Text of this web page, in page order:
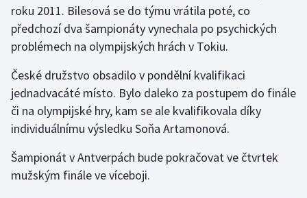
Motorsport
Olympijské hry
Parasport
Plavání
Ragby
roku 2011. Bilesová se do týmu vrátila poté, co
předchozí dva šampionáty vynechala po psychických
problémech na olympijských hrách v Tokiu.
České družstvo obsadilo v pondělní kvalifikaci
jednadvacáté místo. Bylo daleko za postupem do finále
či na olympijské hry, kam se ale kvalifikovala díky
individuálnímu výsledku Soňa Artamonová.
Šampionát v Antverpách bude pokračovat ve čtvrtek
mužským finále ve víceboji.